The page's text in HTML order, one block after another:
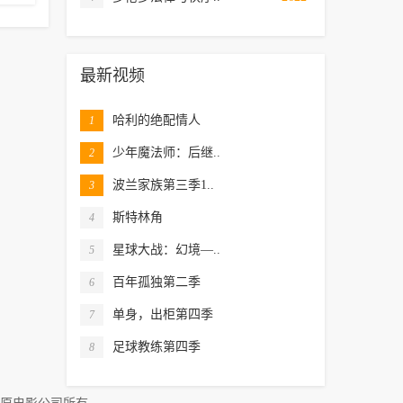
最新视频
1 哈利的绝配情人
2 少年魔法师：后继..
3 波兰家族第三季1..
4 斯特林角
5 星球大战：幻境—..
6 百年孤独第二季
7 单身，出柜第四季
8 足球教练第四季